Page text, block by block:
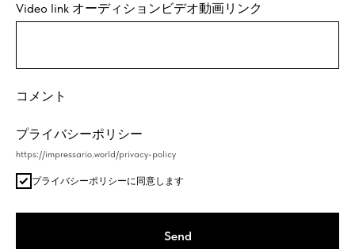
Video link オーディションビデオ動画リンク
コメント
プライバシーポリシー
https://impressario.world/privacy-policy
プライバシーポリシーに同意します
Send